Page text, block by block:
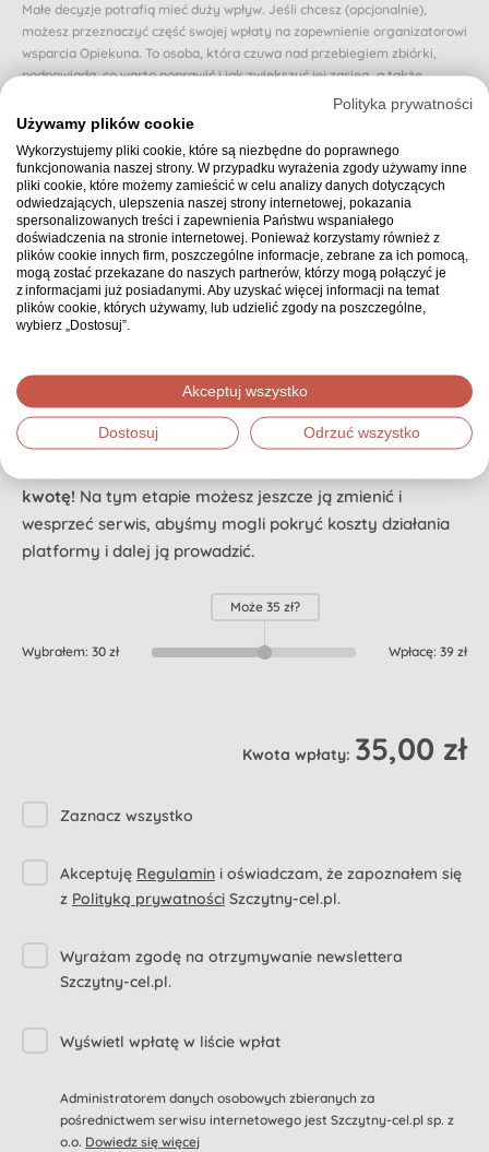
Małe decyzje potrafią mieć duży wpływ. Jeśli chcesz (opcjonalnie),
możesz przeznaczyć część swojej wpłaty na zapewnienie organizatorowi
wsparcia Opiekuna. To osoba, która czuwa nad przebiegiem zbiórki,
podpowiada, co warto poprawić i jak zwiększyć jej zasięg, a także
Dzięki Opiekunowi organizator nie zostaje sam i otrzymuje realne
wsparcie na każdym etapie. Dzięki temu osoba, której dotyczy zbiórka,
może poczuć się naprawdę zaopiekowana.
Czy chcesz przeznaczyć proponowaną (domyślnie wybraną) część swojej
wpłaty na zapewnienie zbiórce Opiekuna? Jeśli nie, możesz wybrać inną
kwotę.
0 zł - może innym razem
Wybrana kwota: 30,00 zł
kwotę! Na tym etapie możesz jeszcze ją zmienić i
wesprzeć serwis, abyśmy mogli pokryć koszty działania
platformy i dalej ją prowadzić.
Wybrałem: 30 zł
Może 35 zł?
Wpłacę: 39 zł
Kwota wpłaty: 35,00 zł
Zaznacz wszystko
Akceptuję Regulamin i oświadczam, że zapoznałem się
z Polityką prywatności Szczytny-cel.pl.
Wyrażam zgodę na otrzymywanie newslettera
Szczytny-cel.pl.
Wyświetl wpłatę w liście wpłat
Administratorem danych osobowych zbieranych za
pośrednictwem serwisu internetowego jest Szczytny-cel.pl sp. z
o.o. Dowiedz się więcej
Polityka prywatności
Używamy plików cookie
Wykorzystujemy pliki cookie, które są niezbędne do poprawnego
funkcjonowania naszej strony. W przypadku wyrażenia zgody używamy inne
pliki cookie, które możemy zamieścić w celu analizy danych dotyczących
odwiedzających, ulepszenia naszej strony internetowej, pokazania
spersonalizowanych treści i zapewnienia Państwu wspaniałego
doświadczenia na stronie internetowej. Ponieważ korzystamy również z
plików cookie innych firm, poszczególne informacje, zebrane za ich pomocą,
mogą zostać przekazane do naszych partnerów, którzy mogą połączyć je
z informacjami już posiadanymi. Aby uzyskać więcej informacji na temat
plików cookie, których używamy, lub udzielić zgody na poszczególne,
wybierz „Dostosuj”.
Akceptuj wszystko
Dostosuj Odrzuć wszystko